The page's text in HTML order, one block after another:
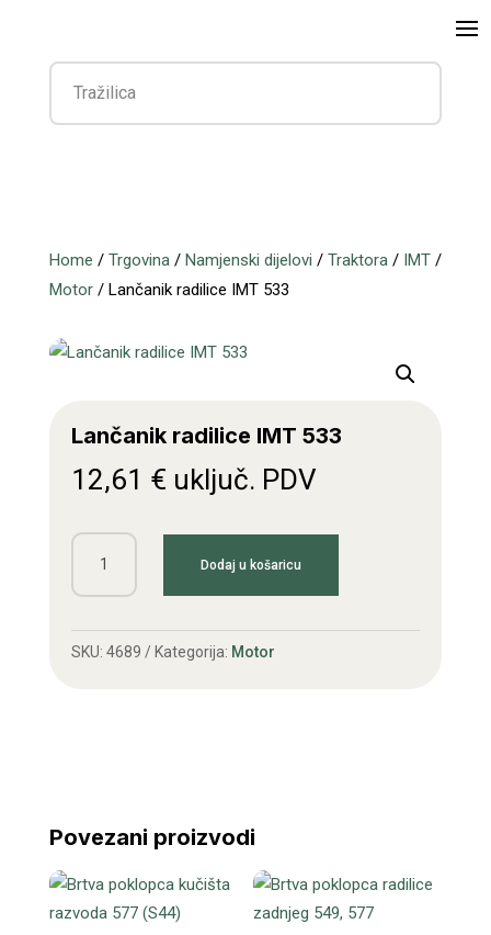
Home / Trgovina/ Namjenski dijelovi / Traktora/ IMT/
Motor/ Lančanik radilice IMT 533
Lančanik radilice IMT 533
12,61 € uključ. PDV
Lančanik
radilice
533
količina
Dodaj u košaricu
SKU: 4689 Kategorija: Motor
Povezani proizvodi